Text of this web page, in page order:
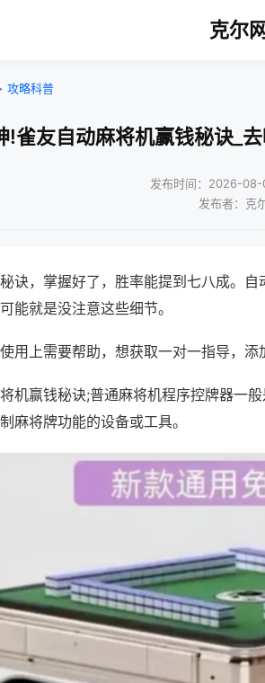
克尔网
攻略科普
!雀友自动麻将机赢钱秘诀_
发布时间：2026-08-
发布者：克
诀，掌握好了，胜率能提到七八成。
能就是没注意这些细节。
用上需要帮助，想获取一对一指导，添
机赢钱秘诀;普通麻将机程序控牌器一
麻将牌功能的设备或工具。